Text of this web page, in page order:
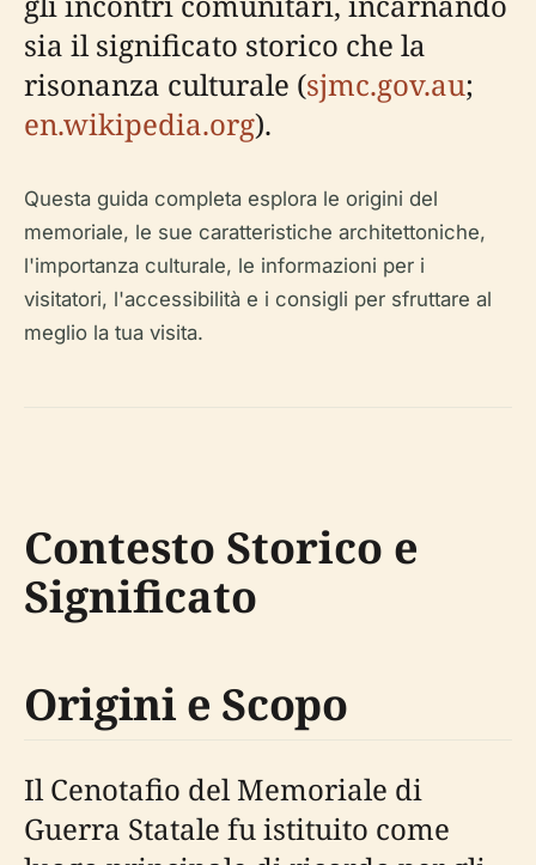
sia il significato storico che la
risonanza culturale (sjmc.gov.au;
en.wikipedia.org).
Questa guida completa esplora le origini del
memoriale, le sue caratteristiche architettoniche,
l'importanza culturale, le informazioni per i
visitatori, l'accessibilità e i consigli per sfruttare al
meglio la tua visita.
Contesto Storico e
Significato
Origini e Scopo
Il Cenotafio del Memoriale di
Guerra Statale fu istituito come